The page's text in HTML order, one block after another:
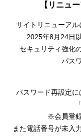
【リニュ
サイトリニューアル
2025年8月24日
セキュリティ強化
パス
パスワード再設定に
※会員登
また電話番号が未入